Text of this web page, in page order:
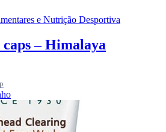
e Nutrição Desportiva
– Himalaya